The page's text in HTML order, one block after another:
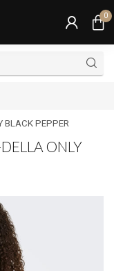
0
BLACK PEPPER
ONLY